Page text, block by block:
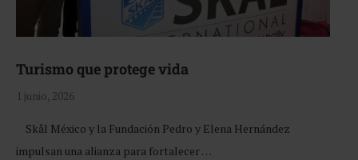
Turismo que protege vida
1 junio, 2026
Skål México y la Fundación Pedro y Elena Hernández
impulsan una alianza para fortalecer …